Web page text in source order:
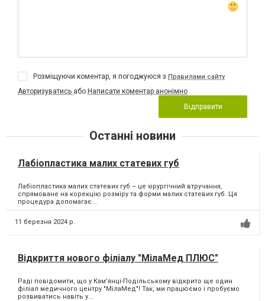
Розміщуючи коментар, я погоджуюся з Правилами сайту
Авторизуватись або Написати коментар анонімно
Відправити
Останні новини
Лабіопластика малих статевих губ
Лабіопластика малих статевих губ – це хірургічний втручання,
спрямоване на корекцію розміру та форми малих статевих губ. Ця
процедура допомагає...
11 березня 2024 р.
Відкриття нового філіалу "МілаМед ПЛЮС"
Раді повідомити, що у Кам’янці-Подільському відкрито ще один
філіал медичного центру "МілаМед"! Так, ми працюємо і пробуємо
розвиватись навіть у...